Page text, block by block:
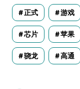
正式 游戏
芯片 苹果
骁龙 高通